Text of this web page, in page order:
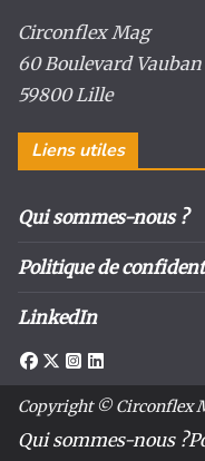
Circonflex Mag
60 Boulevard Vauban
59800 Lille
Liens utiles
Qui sommes-nous ?
Politique de
LinkedIn
Copyright © Circonflex
Qui sommes-nous ?